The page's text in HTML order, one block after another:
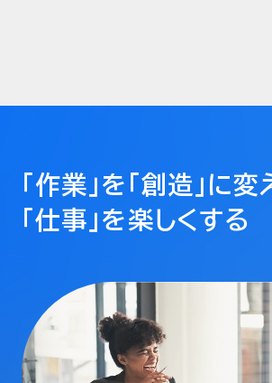
「作業」を「創造」に変
「仕事」を楽しくする